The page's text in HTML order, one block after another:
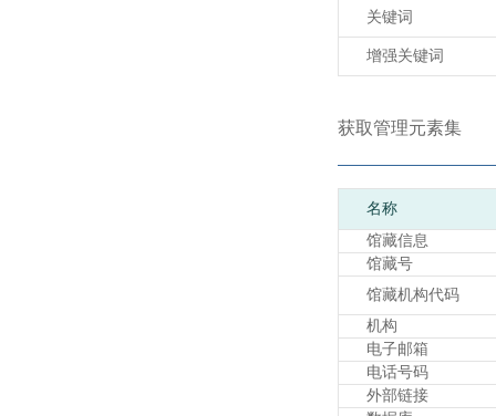
关键词
增强关键词
获取管理元素集
名称
馆藏信息
馆藏号
馆藏机构代码
机构
电子邮箱
电话号码
外部链接